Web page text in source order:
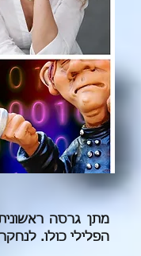
מתן גרסה
הפלילי כולו.